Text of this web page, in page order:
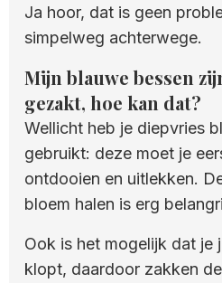
Ja hoor, dat is geen
simpelweg achterwege.
Mijn blauwe bessen
gezakt, hoe kan dat?
Wellicht heb je diepvries
gebruikt: deze moet je
ontdooien en uitlekken.
bloem halen is erg
Ook is het mogelijk dat je
klopt, daardoor zakken